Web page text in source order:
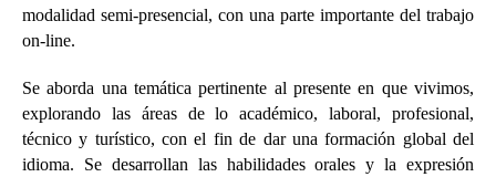
modalidad semi-presencial, con una parte importante del trabajo
on-line.
Se aborda una temática pertinente al presente en que vivimos,
explorando las áreas de lo académico, laboral, profesional,
técnico y turístico, con el fin de dar una formación global del
idioma. Se desarrollan las habilidades orales y la expresión